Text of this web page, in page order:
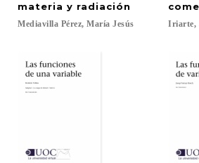
materia y radiación
Mediavilla Pérez, María Jesús Iriarte,